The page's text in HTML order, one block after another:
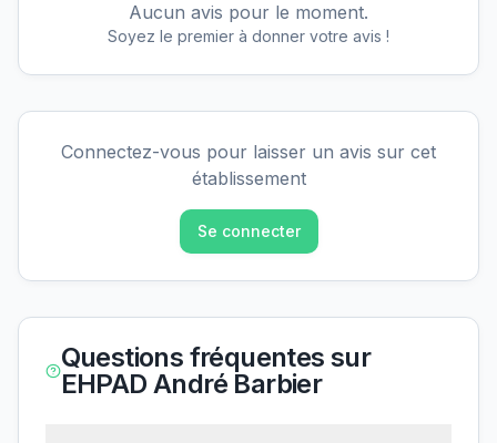
Aucun avis pour le moment.
Soyez le premier à donner votre avis !
Connectez-vous pour laisser un avis sur cet
établissement
Se connecter
Questions fréquentes sur
EHPAD André Barbier